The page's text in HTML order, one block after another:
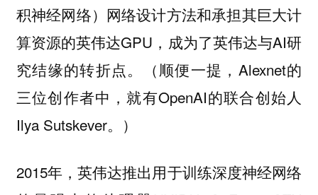
积神经网络）网络设计方法和承担其巨大计
算资源的英伟达GPU，成为了英伟达与AI研
究结缘的转折点。（顺便一提，Alexnet的
三位创作者中，就有OpenAI的联合创始人
Ilya Sutskever。）
2015年，英伟达推出用于训练深度神经网络